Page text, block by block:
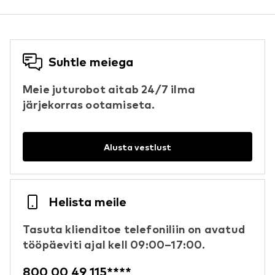
Suhtle meiega
Meie juturobot aitab 24/7 ilma
järjekorras ootamiseta.
Alusta vestlust
Helista meile
Tasuta klienditoe telefoniliin on avatud
tööpäeviti ajal kell 09:00–17:00.
800 00 49 115****